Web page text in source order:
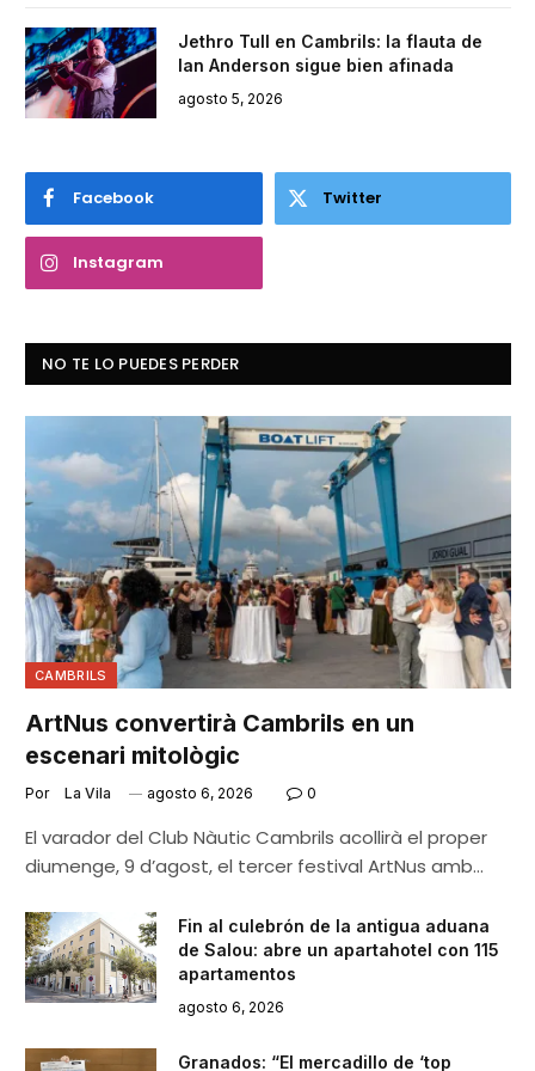
Jethro Tull en Cambrils: la flauta de
Ian Anderson sigue bien afinada
agosto 5, 2026
Facebook Twitter
Instagram
NO TE LO PUEDES PERDER
CAMBRILS
ArtNus convertirà Cambrils en un
escenari mitològic
Por La Vila agosto 6, 2026 0
El varador del Club Nàutic Cambrils acollirà el proper
diumenge, 9 d’agost, el tercer festival ArtNus amb…
Fin al culebrón de la antigua aduana
de Salou: abre un apartahotel con 115
apartamentos
agosto 6, 2026
Granados: “El mercadillo de ‘top